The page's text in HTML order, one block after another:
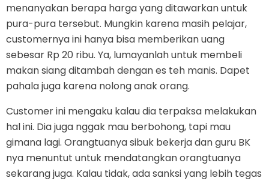
menanyakan berapa harga yang ditawarkan untuk
pura-pura tersebut. Mungkin karena masih pelajar,
customernya ini hanya bisa memberikan uang
sebesar Rp 20 ribu. Ya, lumayanlah untuk membeli
makan siang ditambah dengan es teh manis. Dapet
pahala juga karena nolong anak orang.
Customer ini mengaku kalau dia terpaksa melakukan
hal ini. Dia juga nggak mau berbohong, tapi mau
gimana lagi. Orangtuanya sibuk bekerja dan guru BK
nya menuntut untuk mendatangkan orangtuanya
sekarang juga. Kalau tidak, ada sanksi yang lebih tegas